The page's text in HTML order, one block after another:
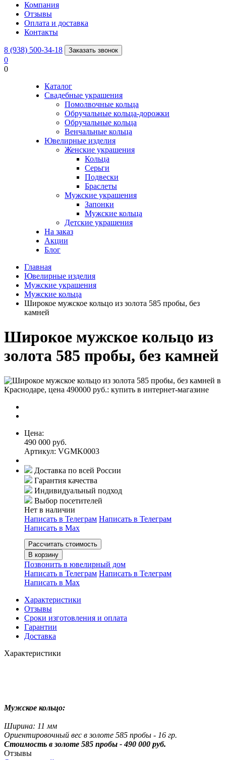
Компания
Отзывы
Оплата и доставка
Контакты
8 (938) 500-34-18 Заказать звонок
0
0
Каталог
Свадебные украшения
Помолвочные кольца
Обручальные кольца-дорожки
Обручальные кольца
Венчальные кольца
Ювелирные изделия
Женские украшения
Кольца
Серьги
Подвески
Браслеты
Мужские украшения
Запонки
Мужские кольца
Детские украшения
На заказ
Акции
Блог
Главная
Ювелирные изделия
Мужские украшения
Мужские кольца
Широкое мужское кольцо из золота 585 пробы, без
камней
Широкое мужское кольцо из
золота 585 пробы, без камней
Цена:
490 000 руб.
Артикул: VGMK0003
Доставка по всей России
Гарантия качества
Индивидуальный подход
Выбор посетителей
Нет в наличии
Написать в Телеграм Написать в Телеграм
Написать в Мах
Рассчитать стоимость
В корзину
Позвонить в ювелирный дом
Написать в Телеграм Написать в Телеграм
Написать в Мах
Характеристики
Отзывы
Сроки изготовления и оплата
Гарантии
Доставка
Характеристики
Мужское кольцо:
Ширина: 11 мм
Ориентировочный вес в золоте 585 пробы - 16 гр.
Стоимость в золоте 585 пробы - 490 000 руб.
Отзывы